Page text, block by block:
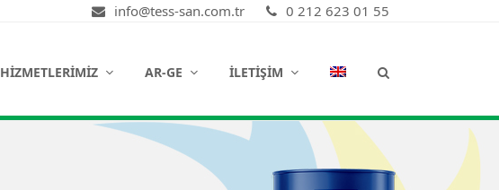
info@tess-san.com.tr 0 212 623 01 55
HIZMETLERIMIZ AR-GE İLETIŞIM